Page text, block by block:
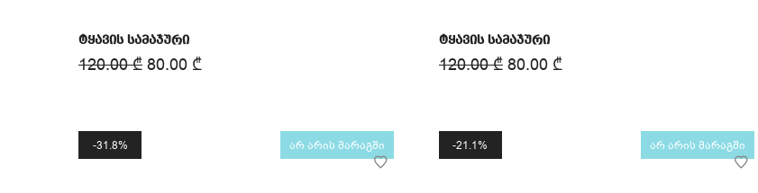
ტყავის სამაჯური
120.00₾ 80.00 ₾
ტყავის სამაჯური
120.00₾ 80.00 ₾
31.8% არ არის მარაგში 21.1% არ არის მარაგში